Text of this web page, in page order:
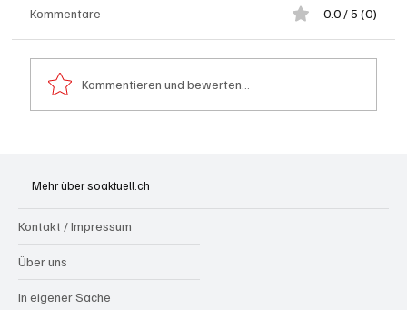
Schulanfang: Achtung Kinder
Kommentare 0.0 / 5 (0)
Kommentieren und bewerten...
Mehr über soaktuell.ch
Kontakt / Impressum
Über uns
In eigener Sache